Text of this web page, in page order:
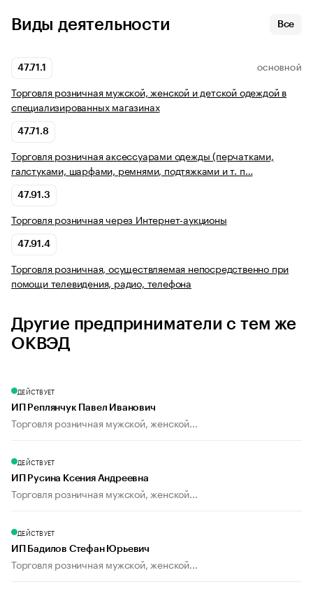
Виды деятельности Все
47.71.1 ОСНОВНОЙ
Торговля розничная мужской, женской и детской одеждой в
специализированных магазинах
47.71.8
Торговля розничная аксессуарами одежды (перчатками,
галстуками, шарфами, ремнями, подтяжками и т. п…
47.91.3
Торговля розничная через Интернет-аукционы
47.91.4
Торговля розничная, осуществляемая непосредственно при
помощи телевидения, радио, телефона
Другие предприниматели с тем же
ОКВЭД
ДЕЙСТВУЕТ
ИП Реплянчук Павел Иванович
Торговля розничная мужской, женской...
ДЕЙСТВУЕТ
ИП Русина Ксения Андреевна
Торговля розничная мужской, женской...
ДЕЙСТВУЕТ
ИП Бадилов Стефан Юрьевич
Торговля розничная мужской, женской...